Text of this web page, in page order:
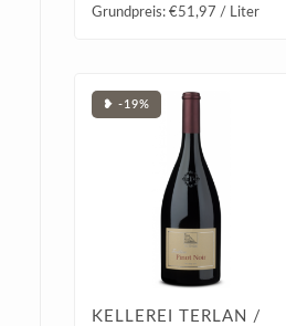
Grundpreis: €51,97 / Liter
❥ -19%
KELLEREI TERLAN /